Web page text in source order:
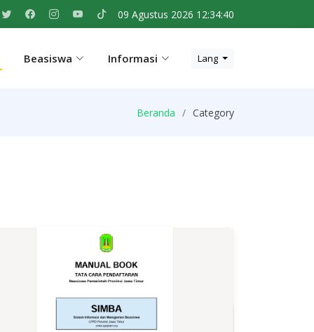
09 Agustus 2026 12:34:40
Beasiswa Informasi Lang
Beranda Category